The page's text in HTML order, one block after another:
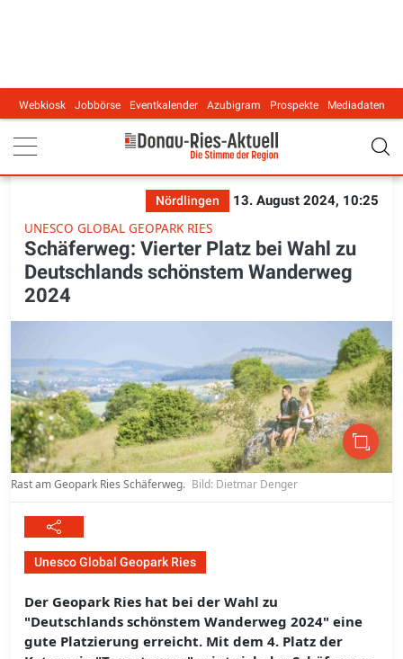
Main navigation
Webkiosk Jobbörse Eventkalender Azubigram Prospekte Mediadaten
Nördlingen
13. August 2024, 10:25
UNESCO GLOBAL GEOPARK RIES
Schäferweg: Vierter Platz bei Wahl zu
Deutschlands schönstem Wanderweg
2024
Rast am Geopark Ries Schäferweg. Bild: Dietmar Denger
Unesco Global Geopark Ries
Der Geopark Ries hat bei der Wahl zu
"Deutschlands schönstem Wanderweg 2024" eine
gute Platzierung erreicht. Mit dem 4. Platz der